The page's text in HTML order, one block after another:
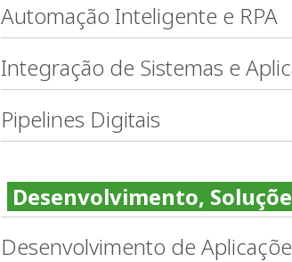
Automação Inteligente e RPA
Integração de Sistemas e
Pipelines Digitais
Desenvolvimento,
Desenvolvimento de